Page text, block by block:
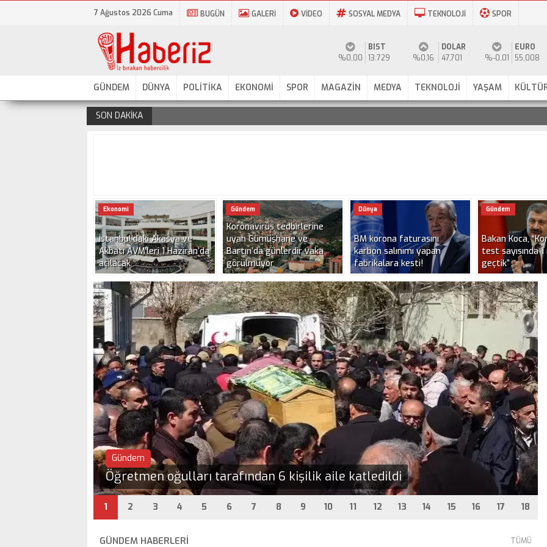
7 Ağustos 2026 Cuma BUGÜN GALERİ VİDEO SOSYAL MEDYA TEKNOLOJİ SPOR
%0,00
BIST
13.729
%0,16
DOLAR
47,701
%-0,01
EURO
55,008
GÜNDEM DÜNYA POLİTİKA EKONOMİ SPOR MAGAZİN MEDYA TEKNOLOJİ YAŞAM
SON DAKİKA
İstanbul’daki Akasya ve
Akbatı AVM’leri 1 Haziran’da
açılacak
Ekonomi
Koronavirüs tedbirlerine
uyan Gümüşhane ve
Bartın’da günlerdir vaka
görülmüyor
Gündem
BM korona faturasını
karbon salınımı yapan
fabrikalara kesti!
Dünya
Bakan Koca,
test sayısında
geçtik”
Gündem
Gündem
Öğretmen oğulları tarafından 6 kişilik aile katledildi
1 2 3 4 5 6 7 8 9 10 11 12 13 14 15 16 17 18
GÜNDEM HABERLERİ TÜMÜ